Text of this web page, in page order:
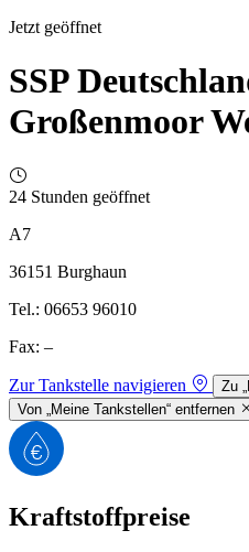
Jetzt geöffnet
SSP
Großenmoor
24 Stunden geöffnet
A7
36151 Burghaun
Tel.: 06653 96010
Fax: –
Zur Tankstelle navigieren
Zu
Von „Meine Tankstellen“ entfernen
Kraftstoffpreise